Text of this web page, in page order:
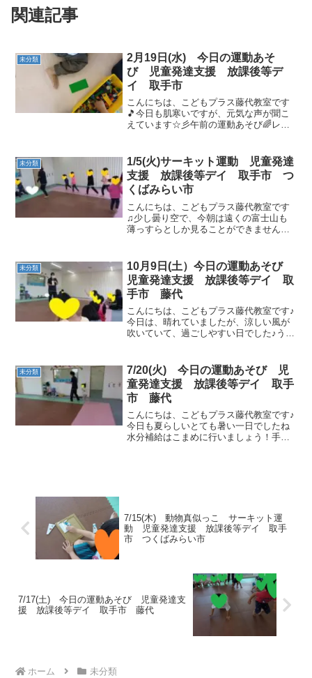
関連記事
未分類
2月19日(水) 今日の運動あそ
び 児童発達支援 放課後等デ
イ 取手市
こんにちは、こどもプラス藤代教室です
🎵今日も肌寒いですが、元気な声が聞こ
えています☆彡午前の運動あそび🌈レゴ
ら👻集中してみました👀先生たちにぶつ
からないように避けながら...
未分類
1/5(火)サーキット運動 児童発達
支援 放課後等デイ 取手市 つ
くばみらい市
こんにちは、こどもプラス藤代教室です
♫少し曇り空で、今朝は遠くの富士山も
薄っすらとしか見ることができませんで
の始まりです。午前の運動あそびゴース
トップから始めましょう🎶...
未分類
10月9日(土）今日の運動あそび
児童発達支援 放課後等デイ 取
手市 藤代
こんにちは、こどもプラス藤代教室です♪
今日は、晴れていましたが、涼しい風が
吹いていて、過ごしやすい日でした♪うが
☆彡換気もこまめに行います！午前の運
動あそびです🎶ひらが...
未分類
7/20(火) 今日の運動あそび 児
童発達支援 放課後等デイ 取手
市 藤代
こんにちは、こどもプラス藤代教室です♪
今日も夏らしいとても暑い一日でしたね
水分補給はこまめに行いましょう！手洗
7/15(木) 動物真似っこ サーキット運
動 児童発達支援 放課後等デイ 取手
市 つくばみらい市
7/17(土) 今日の運動あそび 児童発達支
援 放課後等デイ 取手市 藤代
ホーム 未分類